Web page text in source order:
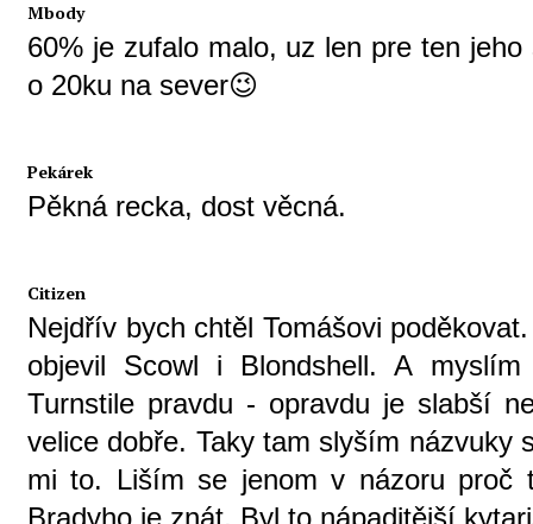
Mbody
60% je zufalo malo, uz len pre ten
o 20ku na sever😉
Pekárek
Pěkná recka, dost věcná.
Citizen
Nejdřív bych chtěl Tomášovi
objevil Scowl i Blondshell. A
Turnstile pravdu - opravdu je slabší
velice dobře. Taky tam slyším názvuky
mi to. Liším se jenom v názoru proč
Bradyho je znát. Byl to nápaditější